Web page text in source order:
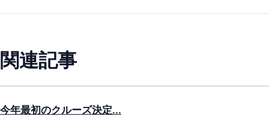
関連記事
今年最初のクルーズ決定...